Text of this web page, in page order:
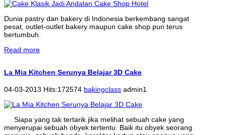
Dunia pastry dan bakery di Indonesia berkembang sangat
pesat, outlet-outlet bakery maupun cake shop pun terus
bertumbuh.
Read more
La Mia Kitchen Serunya Belajar 3D Cake
04-03-2013 Hits:172574 bakingclass admin1
Siapa yang tak tertarik jika melihat sebuah cake yang
menyerupai sebuah obyek tertentu. Baik itu obyek seorang